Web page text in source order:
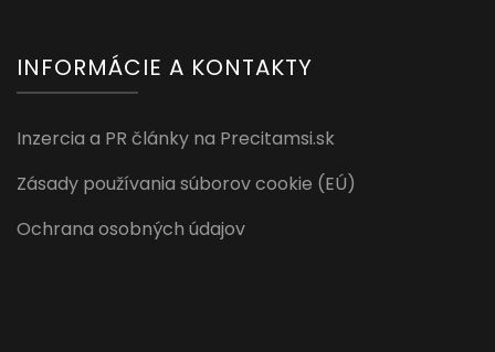
INFORMÁCIE A KONTAKTY
Inzercia a PR články na Precitamsi.sk
Zásady používania súborov cookie (EÚ)
Ochrana osobných údajov